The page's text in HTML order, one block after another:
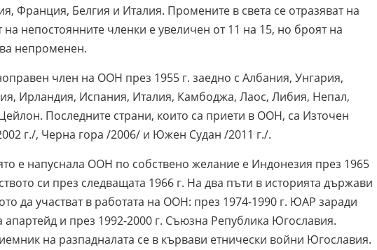
Франция, Белгия и Италия. Промените в света се отразяват на
на непостоянните членки е увеличен от 11 на 15, но броят на
непроменен.
член на ООН през 1955 г. заедно с Албания, Унгария,
Ирландия, Испания, Италия, Камбоджа, Лаос, Либия, Непал,
Последните страни, които са приети в ООН, са Източен
г./, Черна гора /2006/ и Южен Судан /2011 г./.
е напуснала ООН по собствено желание е Индонезия през 1965
си през следващата 1966 г. На два пъти в историята държави
да участват в работата на ООН: през 1974-1990 г. ЮАР заради
и през 1992-2000 г. Съюзна Република Югославия.
на разпадналата се в кървави етнически войни Югославия.